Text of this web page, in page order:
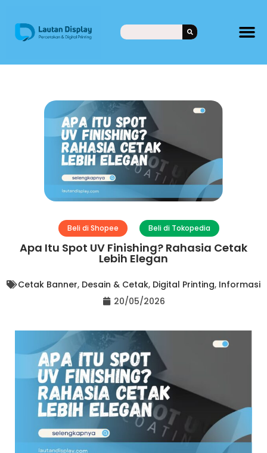
Beli di Shopee Beli di Tokopedia
Apa Itu Spot UV Finishing? Rahasia Cetak
Lebih Elegan
Cetak Banner, Desain & Cetak, Digital Printing, Informasi
20/05/2026